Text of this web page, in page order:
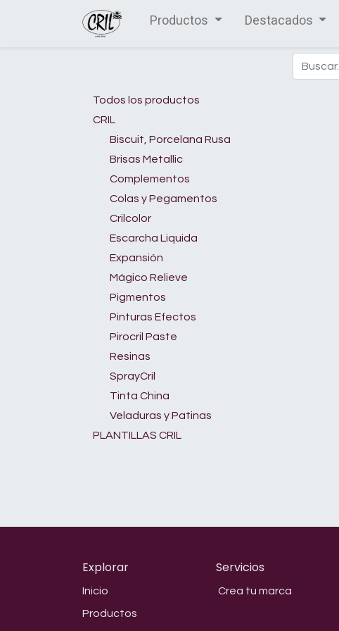
Productos Destacados
Todos los productos
CRIL
Biscuit, Porcelana Rusa
Brisas Metallic
Complementos
Colas y Pegamentos
Crilcolor
Escarcha Liquida
Expansión
Mágico Relieve
Pigmentos
Pinturas Efectos
Pirocril Paste
Resinas
SprayCril
Tinta China
Veladuras y Patinas
PLANTILLAS CRIL
Explorar
Inicio
Productos
Servicios
Crea tu marca